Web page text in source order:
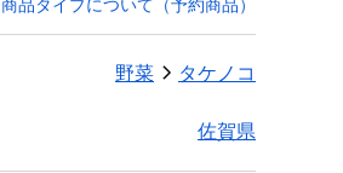
商品タイプについて（予約商品）
野菜 タケノコ
佐賀県